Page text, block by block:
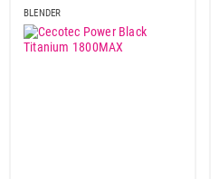
BLENDER